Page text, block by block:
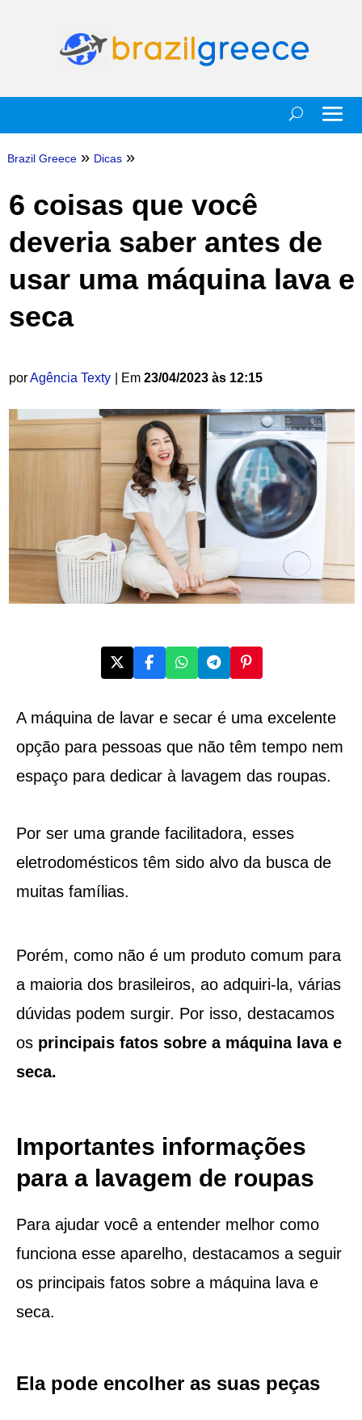
Brazil Greece » Dicas »
6 coisas que você
deveria saber antes de
usar uma máquina lava e
seca
porAgência Texty | Em 23/04/2023 às 12:15
A máquina de lavar e secar é uma excelente
opção para pessoas que não têm tempo nem
espaço para dedicar à lavagem das roupas.
Por ser uma grande facilitadora, esses
eletrodomésticos têm sido alvo da busca de
muitas famílias.
Porém, como não é um produto comum para
a maioria dos brasileiros, ao adquiri-la, várias
dúvidas podem surgir. Por isso, destacamos
osprincipais fatos sobre a máquina lava e
seca.
Importantes informações
para a lavagem de roupas
Para ajudar você a entender melhor como
funciona esse aparelho, destacamos a seguir
os principais fatos sobre a máquina lava e
seca.
Ela pode encolher as suas peças